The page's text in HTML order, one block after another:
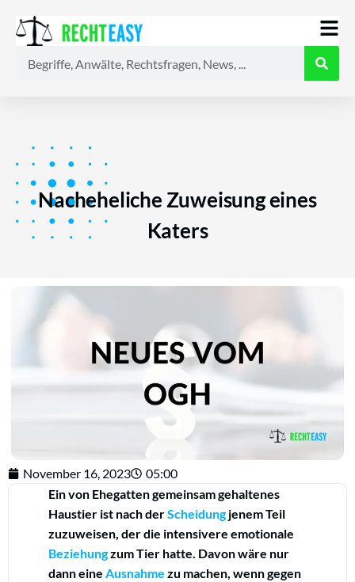
Nacheheliche Zuweisung eines
Katers
November 16, 2023
05:00
Ein von Ehegatten gemeinsam gehaltenes
Haustier ist nach derScheidungjenem Teil
zuzuweisen, der die intensivere emotionale
Beziehungzum Tier hatte. Davon wäre nur
dann eine Ausnahme zu machen, wenn gegen